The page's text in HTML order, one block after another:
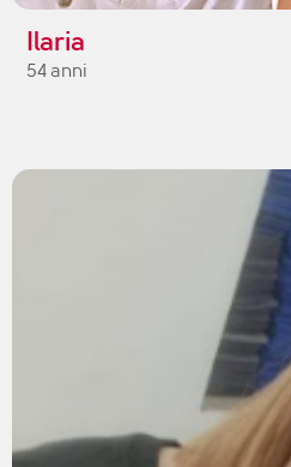
Ilaria
54 anni